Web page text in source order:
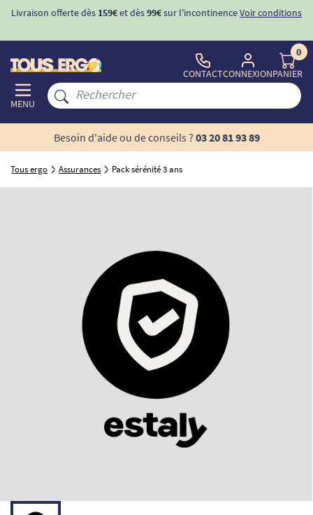
Livraison offerte dès 159€et dès99€sur l'incontinenceVoir conditions
MENU
CONTACTCONNEXION
0
PANIER
Besoin d'aide ou de conseils ? 03 20 81 93 89
Tous ergo Assurances Pack sérénité 3 ans